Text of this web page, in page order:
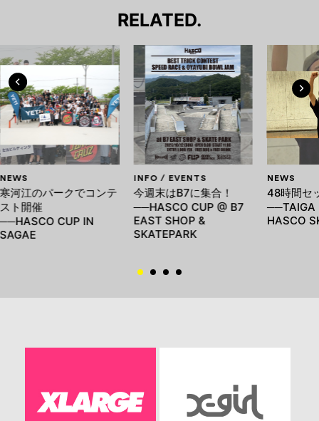
RELATED.
NEWS
寒河江のパークでコンテ
スト開催
──HASCO CUP IN
SAGAE
INFO / EVENTS
今週末はB7に集合！
──HASCO CUP @ B7
EAST SHOP &
SKATEPARK
NEWS
48時間セ
──TAIGA
HASCO